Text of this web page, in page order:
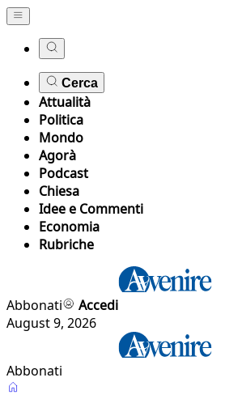
Cerca
Attualità
Politica
Mondo
Agorà
Podcast
Chiesa
Idee e Commenti
Economia
Rubriche
Abbonati
Accedi
August 9, 2026
Abbonati